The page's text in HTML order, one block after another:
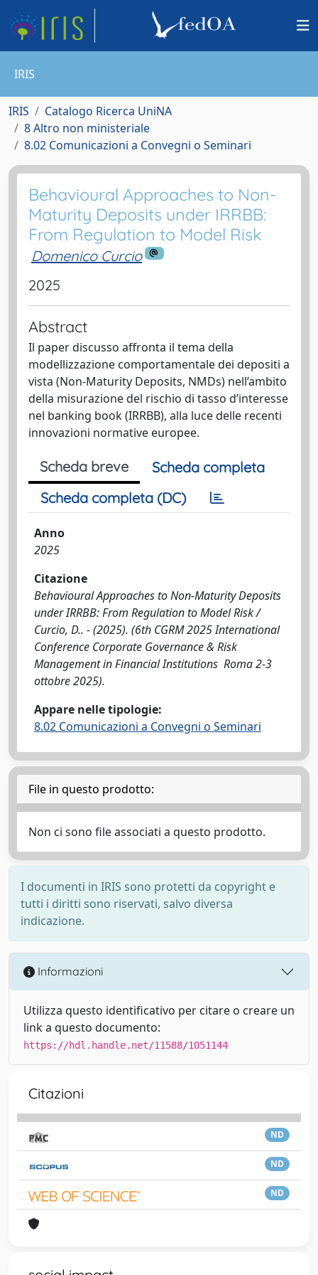
IRIS
IRIS
Catalogo Ricerca UniNA
8 Altro non ministeriale
8.02 Comunicazioni a Convegni o Seminari
Behavioural Approaches to Non-
Maturity Deposits under IRRBB:
From Regulation to Model Risk
Domenico Curcio
2025
Abstract
Il paper discusso affronta il tema della
modellizzazione comportamentale dei depositi a
vista (Non-Maturity Deposits, NMDs) nell’ambito
della misurazione del rischio di tasso d’interesse
nel banking book (IRRBB), alla luce delle recenti
innovazioni normative europee.
Scheda breve
Scheda completa
Scheda completa (DC)
Anno
2025
Citazione
Behavioural Approaches to Non-Maturity Deposits
under IRRBB: From Regulation to Model Risk /
Curcio, D.. - (2025). (6th CGRM 2025 International
Conference Corporate Governance & Risk
Management in Financial Institutions Roma 2-3
ottobre 2025).
Appare nelle tipologie:
8.02 Comunicazioni a Convegni o Seminari
File in questo prodotto:
Non ci sono file associati a questo prodotto.
I documenti in IRIS sono protetti da copyright e
tutti i diritti sono riservati, salvo diversa
indicazione.
Informazioni
Utilizza questo identificativo per citare o creare un
link a questo documento:
https://hdl.handle.net/11588/1051144
Citazioni
ND
ND
ND